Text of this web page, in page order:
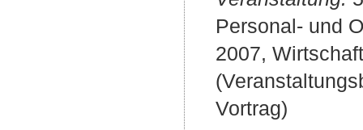
Personal- und
2007,
Vortrag)